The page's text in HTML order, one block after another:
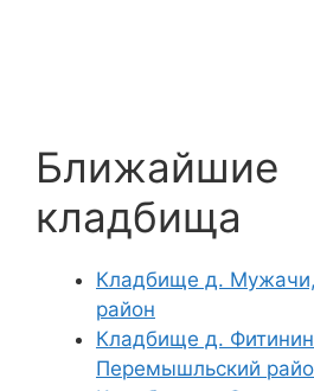
Ближайшие
кладбища
Кладбище д.
район
Кладбище д.
Перемышльский